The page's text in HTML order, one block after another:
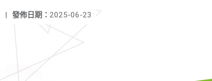
發佈日期： 2025-06-23
|